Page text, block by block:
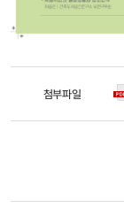
첨부파일